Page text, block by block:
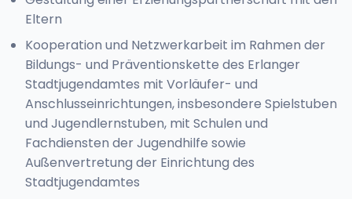
Eltern
Kooperation und Netzwerkarbeit im Rahmen der
Bildungs- und Präventionskette des Erlanger
Stadtjugendamtes mit Vorläufer- und
Anschlusseinrichtungen, insbesondere Spielstuben
und Jugendlernstuben, mit Schulen und
Fachdiensten der Jugendhilfe sowie
Außenvertretung der Einrichtung des
Stadtjugendamtes